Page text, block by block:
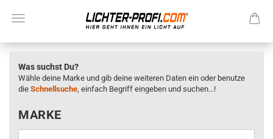
Was suchst Du?
Wähle deine Marke und gib deine weiteren Daten ein oder benutze
die Schnellsuche, einfach Begriff eingeben und suchen...!
MARKE
MARKE